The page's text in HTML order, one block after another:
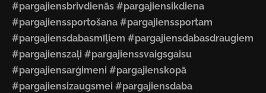
#pargajiensbrivdienās #pargajiensikdiena
#pargajienssportošana #pargajienssportam
#pargajiensdabasmīļiem #pargajiensdabasdraugiem
#pargajienszaļi #pargajienssvaigsgaisu
#pargajiensarģimeni #pargajienskopā
#pargajiensizaugsmei #pargajiensdaba